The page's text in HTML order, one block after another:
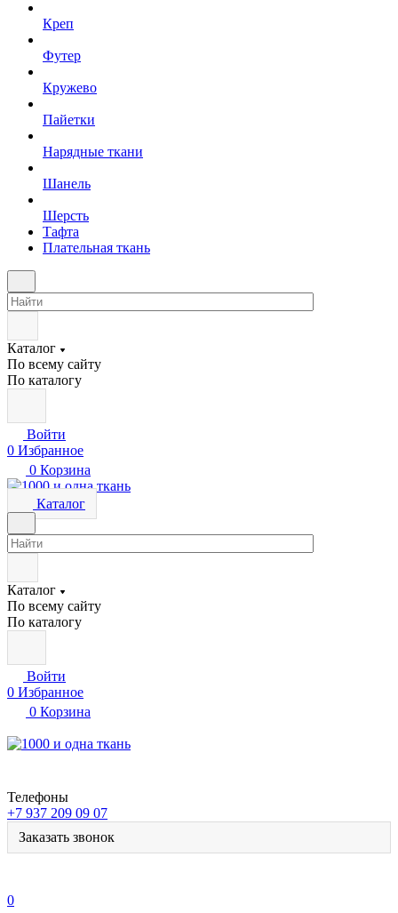
Креп
Футер
Кружево
Пайетки
Нарядные ткани
Шанель
Шерсть
Тафта
Плательная ткань
Каталог
По всему сайту
По каталогу
Войти
0 Избранное
0 Корзина
Каталог
Каталог
По всему сайту
По каталогу
Войти
0 Избранное
0 Корзина
Телефоны
+7 937 209 09 07
Заказать звонок
0